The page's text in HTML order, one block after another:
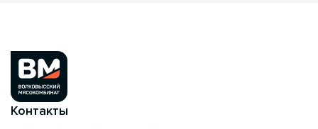
Контакты